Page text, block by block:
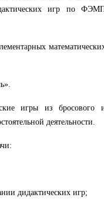
игр по
игры из бросового
деятельности.
дидактических игр;